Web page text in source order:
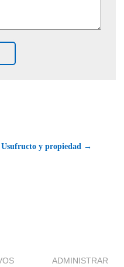
Usufructo y propiedad →
ADMINISTRAR